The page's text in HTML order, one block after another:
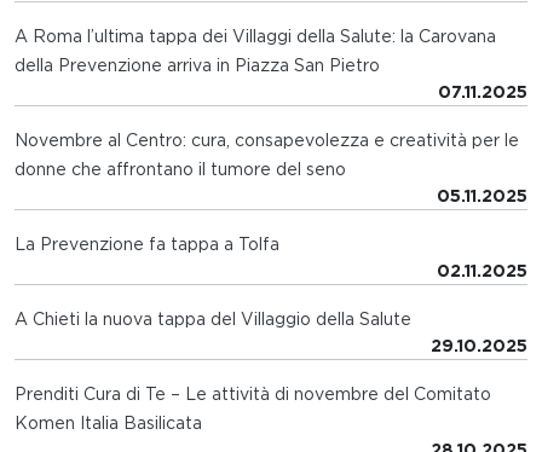
A Roma l’ultima tappa dei Villaggi della Salute: la Carovana
della Prevenzione arriva in Piazza San Pietro
07.11.2025
Novembre al Centro: cura, consapevolezza e creatività per le
donne che affrontano il tumore del seno
05.11.2025
La Prevenzione fa tappa a Tolfa
02.11.2025
A Chieti la nuova tappa del Villaggio della Salute
29.10.2025
Prenditi Cura di Te – Le attività di novembre del Comitato
Komen Italia Basilicata